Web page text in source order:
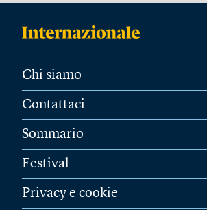
Chi siamo
Contattaci
Sommario
Festival
Privacy e cookie